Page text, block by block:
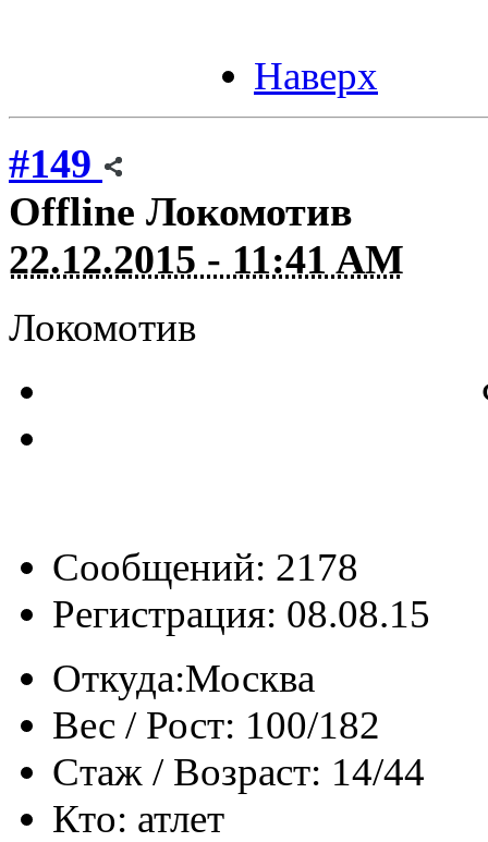
Наверх
#149
Offline Локомотив
22.12.2015 - 11:41 AM
Локомотив
Сообщений: 2178
Регистрация: 08.08.15
Откуда:Москва
Вес / Рост: 100/182
Стаж / Возраст: 14/44
Кто: атлет